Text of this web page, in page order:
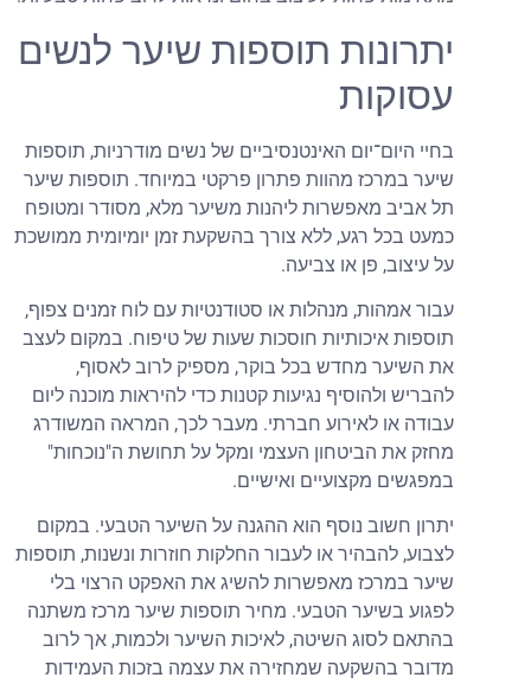
יתרונות תוספות שיער לנשים
עסוקות
בחיי היום־יום האינטנסיביים של נשים מודרניות, תוספות
שיער במרכז מהוות פתרון פרקטי במיוחד. תוספות שיער
תל אביב מאפשרות ליהנות משיער מלא, מסודר ומטופח
כמעט בכל רגע, ללא צורך בהשקעת זמן יומיומית ממושכת
על עיצוב, פן או צביעה.
עבור אמהות, מנהלות או סטודנטיות עם לוח זמנים צפוף,
תוספות איכותיות חוסכות שעות של טיפוח. במקום לעצב
את השיער מחדש בכל בוקר, מספיק לרוב לאסוף,
להבריש ולהוסיף נגיעות קטנות כדי להיראות מוכנה ליום
עבודה או לאירוע חברתי. מעבר לכך, המראה המשודרג
מחזק את הביטחון העצמי ומקל על תחושת ה"נוכחות"
במפגשים מקצועיים ואישיים.
יתרון חשוב נוסף הוא ההגנה על השיער הטבעי. במקום
לצבוע, להבהיר או לעבור החלקות חוזרות ונשנות, תוספות
שיער במרכז מאפשרות להשיג את האפקט הרצוי בלי
לפגוע בשיער הטבעי. מחיר תוספות שיער מרכז משתנה
בהתאם לסוג השיטה, לאיכות השיער ולכמות, אך לרוב
מדובר בהשקעה שמחזירה את עצמה בזכות העמידות